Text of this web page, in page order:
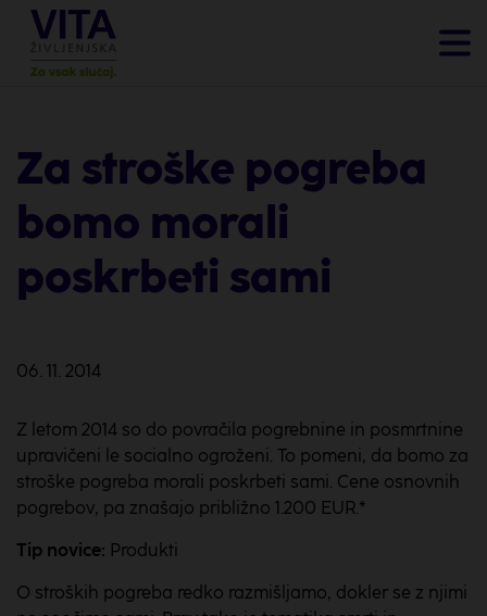
Za stroške pogreba
bomo morali
poskrbeti sami
06. 11. 2014
Z letom 2014 so do povračila pogrebnine in posmrtnine
upravičeni le socialno ogroženi. To pomeni, da bomo za
stroške pogreba morali poskrbeti sami. Cene osnovnih
pogrebov, pa znašajo približno 1.200 EUR.*
Tip novice: Produkti
O stroških pogreba redko razmišljamo, dokler se z njimi